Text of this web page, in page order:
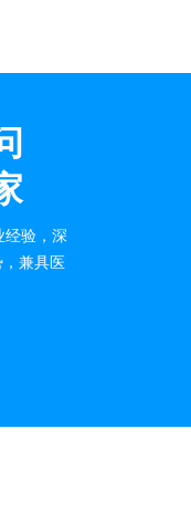
经验，深
兼具医